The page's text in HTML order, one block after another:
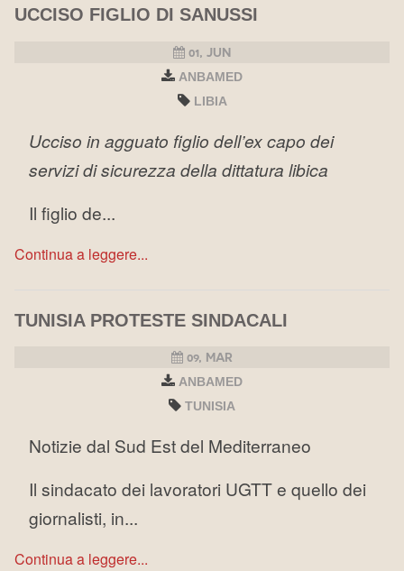
UCCISO FIGLIO DI SANUSSI
01, JUN
ANBAMED
LIBIA
Ucciso in agguato figlio dell’ex capo dei
servizi di sicurezza della dittatura libica
Il figlio de...
Continua a leggere...
TUNISIA PROTESTE SINDACALI
09, MAR
ANBAMED
TUNISIA
Notizie dal Sud Est del Mediterraneo
Il sindacato dei lavoratori UGTT e quello dei
giornalisti, in...
Continua a leggere...